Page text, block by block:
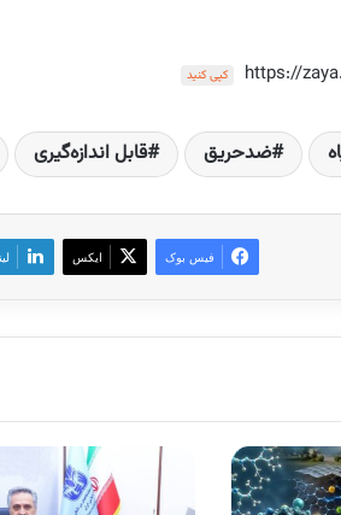
https:// کپی کنید
ضدحریق قابل اندازه‌گیری
فیس بوک ایکس